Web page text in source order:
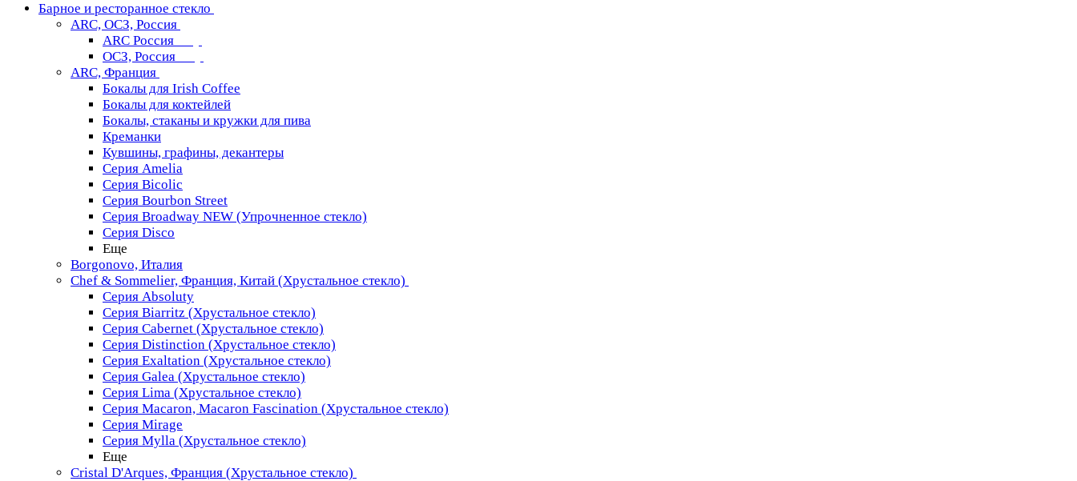
Барное и ресторанное стекло
ARC, ОСЗ, Россия
ARC Россия
ОСЗ, Россия
ARC, Франция
Бокалы для Irish Coffee
Бокалы для коктейлей
Бокалы, стаканы и кружки для пива
Креманки
Кувшины, графины, декантеры
Серия Amelia
Серия Bicolic
Серия Bourbon Street
Серия Broadway NEW (Упрочненное стекло)
Серия Disco
Еще
Borgonovo, Италия
Chef & Sommelier, Франция, Китай (Хрустальное стекло)
Серия Absoluty
Серия Biarritz (Хрустальное стекло)
Серия Cabernet (Хрустальное стекло)
Серия Distinction (Хрустальное стекло)
Серия Exaltation (Хрустальное стекло)
Серия Galea (Хрустальное стекло)
Серия Lima (Хрустальное стекло)
Серия Macaron, Macaron Fascination (Хрустальное стекло)
Серия Mirage
Серия Mylla (Хрустальное стекло)
Еще
Cristal D'Arques, Франция (Хрустальное стекло)